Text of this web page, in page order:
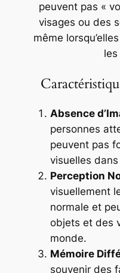
peuvent pas «
visages ou des
même
les
Absence
personnes
peuvent pas
visuelles
Perception
visuellement
normale et
objets et des
monde.
Mémoire
souvenir des